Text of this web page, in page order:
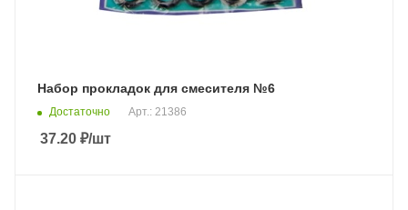
Набор прокладок для смесителя №6
Достаточно Арт.: 21386
37.20 ₽/шт